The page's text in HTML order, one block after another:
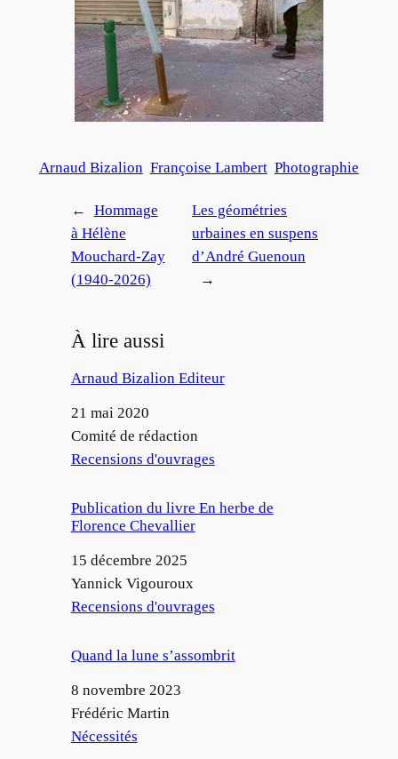
Arnaud Bizalion Françoise Lambert Photographie
←
Hommage
à Hélène
Mouchard-Zay
(1940-2026)
Les géométries
urbaines en suspens
d’André Guenoun
→
À lire aussi
Arnaud Bizalion Editeur
Date
21 mai 2020
Auteur
Comité de rédaction
Par rapport à
Recensions d'ouvrages
Publication du livre En herbe de
Florence Chevallier
Date
15 décembre 2025
Auteur
Yannick Vigouroux
Par rapport à
Recensions d'ouvrages
Quand la lune s’assombrit
Date
8 novembre 2023
Auteur
Frédéric Martin
Par rapport à
Nécessités